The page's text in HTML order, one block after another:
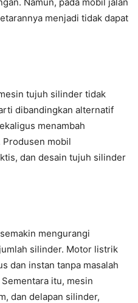
menjadi tidak dapat
tujuh silinder tidak
dibandingkan alternatif
menambah
mobil
dan desain tujuh silinder
mengurangi
silinder. Motor listrik
dan instan tanpa masalah
itu, mesin
dan delapan silinder,